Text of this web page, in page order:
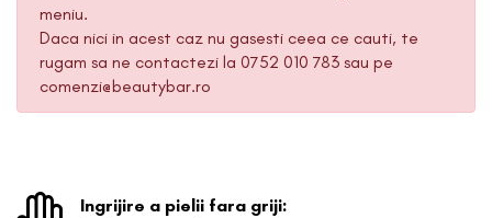
meniu.
Daca nici in acest caz nu gasesti ceea ce cauti, te
rugam sa ne contactezi la 0752 010 783 sau pe
comenzi@beautybar.ro
Ingrijire a pielii fara griji: